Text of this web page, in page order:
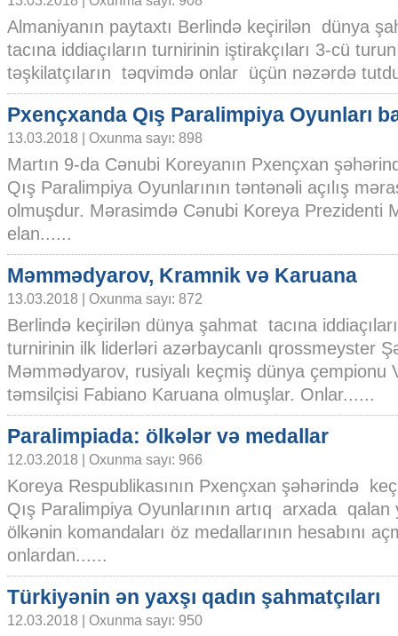
Almaniyanın paytaxtı Berlində keçirilən dünya
tacına iddiaçıların turnirinin iştirakçıları 3-cü
təşkilatçıların təqvimdə onlar üçün nəzərdə
Pxençxanda Qış Paralimpiya Oyunları
13.03.2018 | Oxunma sayı: 898
Martın 9-da Cənubi Koreyanın Pxençxan
Qış Paralimpiya Oyunlarının təntənəli açılış
olmuşdur. Mərasimdə Cənubi Koreya Prezidenti
elan......
Məmmədyarov, Kramnik və Karuana
13.03.2018 | Oxunma sayı: 872
Berlində keçirilən dünya şahmat tacına
turnirinin ilk liderləri azərbaycanlı qrossmeyster
Məmmədyarov, rusiyalı keçmiş dünya çempionu
təmsilçisi Fabiano Karuana olmuşlar. Onlar......
Paralimpiada: ölkələr və medallar
12.03.2018 | Oxunma sayı: 966
Koreya Respublikasının Pxençxan şəhərində
Qış Paralimpiya Oyunlarının artıq arxada qalan
ölkənin komandaları öz medallarının hesabını
onlardan......
Türkiyənin ən yaxşı qadın şahmatçıları
12.03.2018 | Oxunma sayı: 950